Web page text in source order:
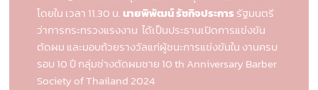
โดยใน เวลา 11.30 น.นายพิพัฒน์ รัชกิจประการ รัฐมนตรี
ว่าการกระทรวงแรงงาน ได้เป็นประธานเปิดการแข่งขัน
ตัดผม และมอบถ้วยรางวัลแก่ผู้ชนะการแข่งขันใน งานครบ
รอบ 10 ปี กลุ่มช่างตัดผมชาย 10 th Anniversary Barber
Society of Thailand 2024